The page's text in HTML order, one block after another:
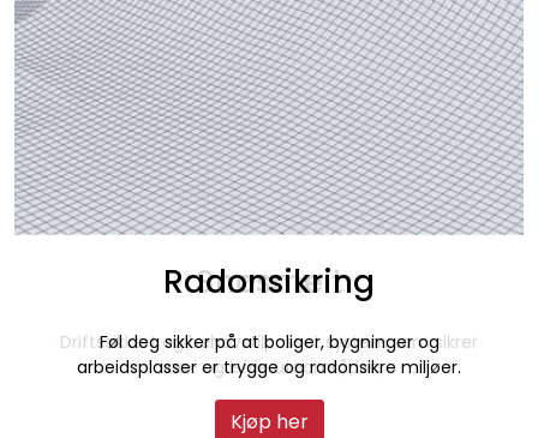
Gulvvarme
Vi tilbyr et bredt sortiment og har kompetansen du
trenger for å lykkes i dine prosjekt.
Kjøp her
Snøsmelt
Driftssikkert og behovstilpasset system som sikrer
snø- og isfrie uteområder.
Kjøp her
Radonsikring
Føl deg sikker på at boliger, bygninger og
arbeidsplasser er trygge og radonsikre miljøer.
Kjøp her